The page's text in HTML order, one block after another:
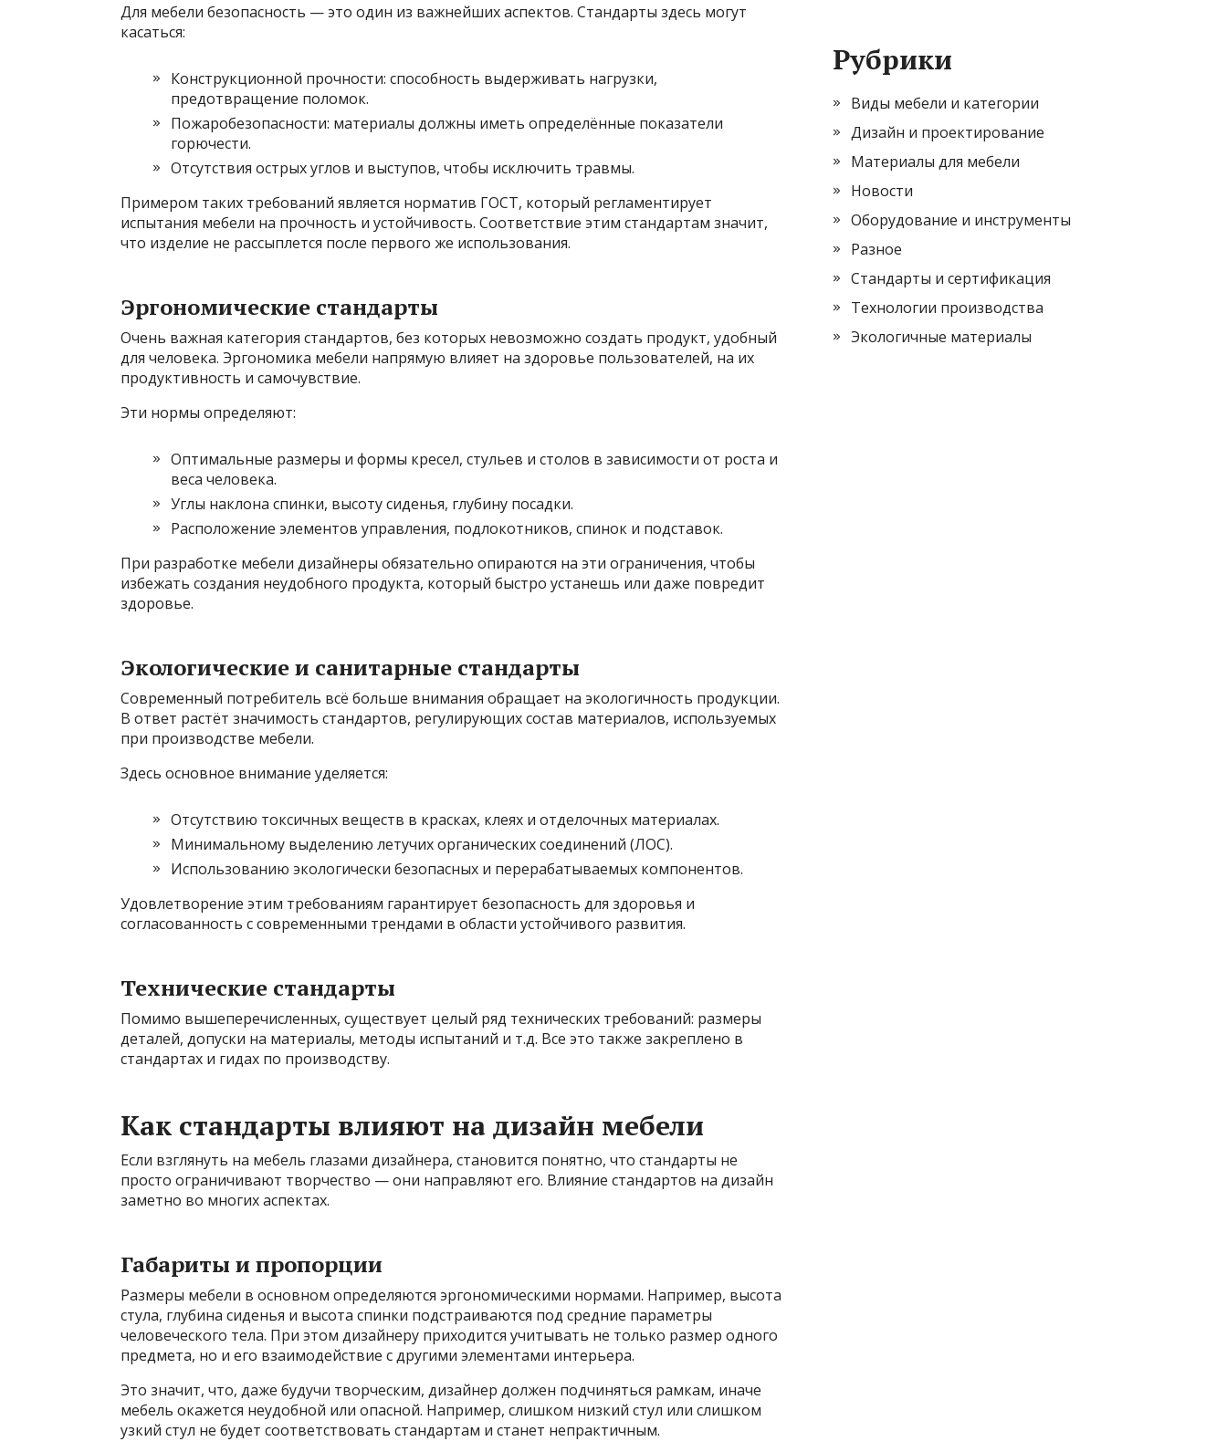
Для мебели безопасность — это один из важнейших аспектов. Стандарты здесь могут
касаться:
Конструкционной прочности: способность выдерживать нагрузки,
предотвращение поломок.
Пожаробезопасности: материалы должны иметь определённые показатели
горючести.
Отсутствия острых углов и выступов, чтобы исключить травмы.
Примером таких требований является норматив ГОСТ, который регламентирует
испытания мебели на прочность и устойчивость. Соответствие этим стандартам значит,
что изделие не рассыплется после первого же использования.
Эргономические стандарты
Очень важная категория стандартов, без которых невозможно создать продукт, удобный
для человека. Эргономика мебели напрямую влияет на здоровье пользователей, на их
продуктивность и самочувствие.
Эти нормы определяют:
Оптимальные размеры и формы кресел, стульев и столов в зависимости от роста и
веса человека.
Углы наклона спинки, высоту сиденья, глубину посадки.
Расположение элементов управления, подлокотников, спинок и подставок.
При разработке мебели дизайнеры обязательно опираются на эти ограничения, чтобы
избежать создания неудобного продукта, который быстро устанешь или даже повредит
здоровье.
Экологические и санитарные стандарты
Современный потребитель всё больше внимания обращает на экологичность продукции.
В ответ растёт значимость стандартов, регулирующих состав материалов, используемых
при производстве мебели.
Здесь основное внимание уделяется:
Отсутствию токсичных веществ в красках, клеях и отделочных материалах.
Минимальному выделению летучих органических соединений (ЛОС).
Использованию экологически безопасных и перерабатываемых компонентов.
Удовлетворение этим требованиям гарантирует безопасность для здоровья и
согласованность с современными трендами в области устойчивого развития.
Технические стандарты
Помимо вышеперечисленных, существует целый ряд технических требований: размеры
деталей, допуски на материалы, методы испытаний и т.д. Все это также закреплено в
стандартах и гидах по производству.
Как стандарты влияют на дизайн мебели
Если взглянуть на мебель глазами дизайнера, становится понятно, что стандарты не
просто ограничивают творчество — они направляют его. Влияние стандартов на дизайн
заметно во многих аспектах.
Габариты и пропорции
Размеры мебели в основном определяются эргономическими нормами. Например, высота
стула, глубина сиденья и высота спинки подстраиваются под средние параметры
человеческого тела. При этом дизайнеру приходится учитывать не только размер одного
предмета, но и его взаимодействие с другими элементами интерьера.
Это значит, что, даже будучи творческим, дизайнер должен подчиняться рамкам, иначе
мебель окажется неудобной или опасной. Например, слишком низкий стул или слишком
узкий стул не будет соответствовать стандартам и станет непрактичным.
Рубрики
Виды мебели и категории
Дизайн и проектирование
Материалы для мебели
Новости
Оборудование и инструменты
Разное
Стандарты и сертификация
Технологии производства
Экологичные материалы